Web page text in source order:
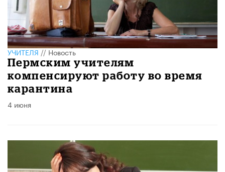
УЧИТЕЛЯ//Новость
Пермским учителям
компенсируют работу во время
карантина
4 июня